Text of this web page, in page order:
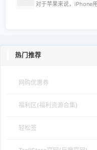
对于苹果来说，iPhone
热门推荐
网购优惠券
福利区(福利资源合集)
轻松签